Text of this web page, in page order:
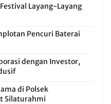
Layang-Layang
Pencuri Baterai
dengan Investor,
di Polsek
Silaturahmi